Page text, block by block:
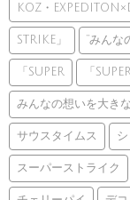
KOZ・
STRIKE」 ”みんな
「SUPER 「
みんなの想いを大き
サウスタイムス
スーパーストライク